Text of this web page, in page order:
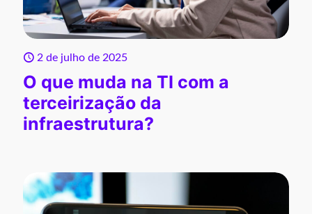
2 de julho de 2025
O que muda na TI com a
terceirização da
infraestrutura?